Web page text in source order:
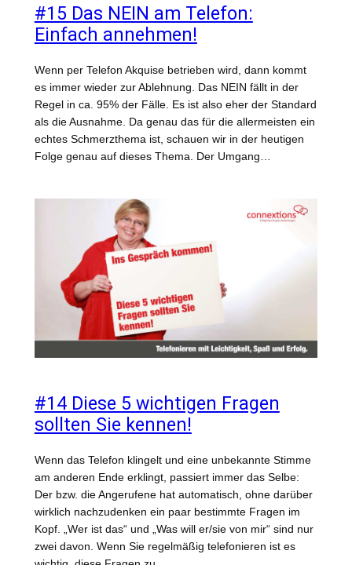
#15 Das NEIN am Telefon:
Einfach annehmen!
Wenn per Telefon Akquise betrieben wird, dann kommt
es immer wieder zur Ablehnung. Das NEIN fällt in der
Regel in ca. 95% der Fälle. Es ist also eher der Standard
als die Ausnahme. Da genau das für die allermeisten ein
echtes Schmerzthema ist, schauen wir in der heutigen
Folge genau auf dieses Thema. Der Umgang…
#14 Diese 5 wichtigen Fragen
sollten Sie kennen!
Wenn das Telefon klingelt und eine unbekannte Stimme
am anderen Ende erklingt, passiert immer das Selbe:
Der bzw. die Angerufene hat automatisch, ohne darüber
wirklich nachzudenken ein paar bestimmte Fragen im
Kopf. „Wer ist das“ und „Was will er/sie von mir“ sind nur
zwei davon. Wenn Sie regelmäßig telefonieren ist es